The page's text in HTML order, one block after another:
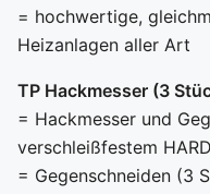
= hochwertige,
Heizanlagen aller Art
TP Hackmesser (3
= Hackmesser und
verschleißfestem
= Gegenschneiden (3